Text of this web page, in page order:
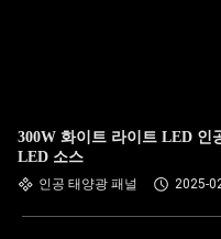
300W 화이트 라이트 LED 인
LED 소스
인공 태양광 패널 2025-